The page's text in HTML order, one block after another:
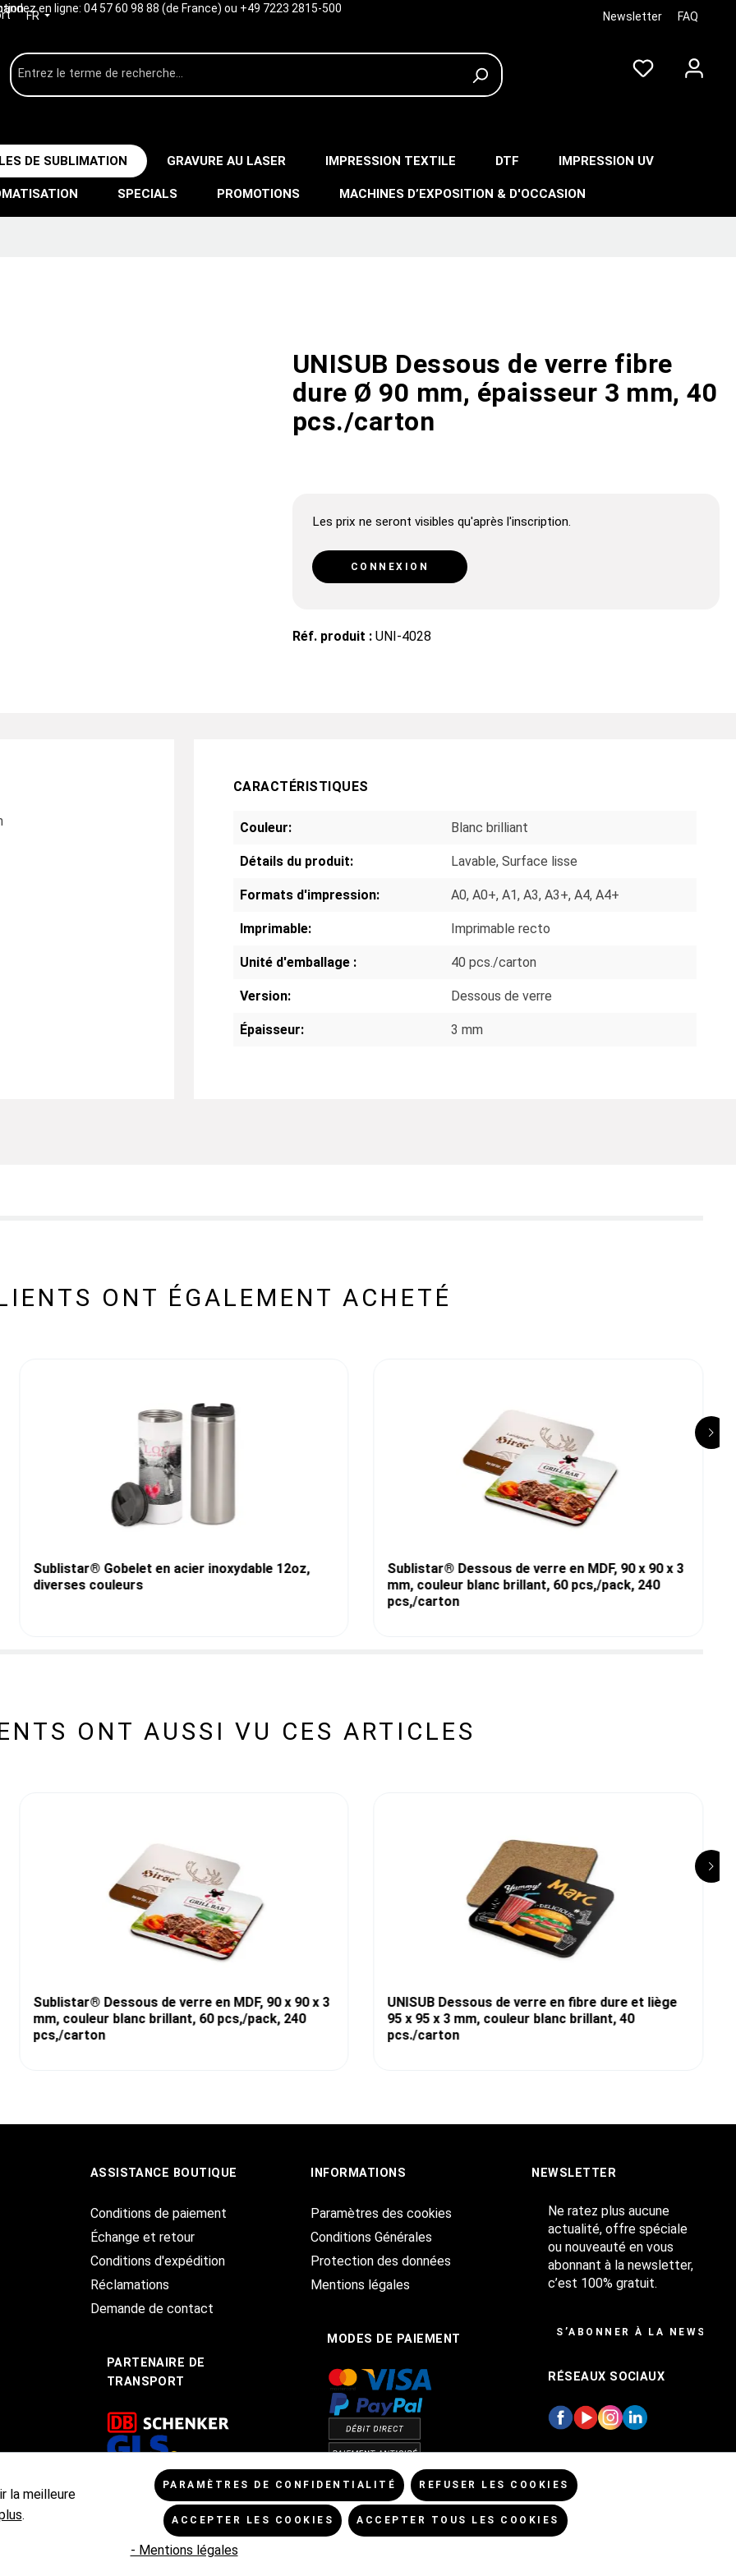
en ligne: 04 57 60 98 88 (de France) ou +49 7223 2815-500
FR Newsletter FAQ
DE SUBLIMATION GRAVURE AU LASER IMPRESSION TEXTILE DTF IMPRESSION UV
SPECIALS PROMOTIONS MACHINES D’EXPOSITION & D'OCCASION
UNISUB Dessous de verre fibre
dure Ø 90 mm, épaisseur 3 mm, 40
pcs./carton
Les prix ne seront visibles qu'après l'inscription.
CONNEXION
Réf. produit : UNI-4028
CARACTÉRISTIQUES
Couleur: Blanc brilliant
Détails du produit: Lavable, Surface lisse
Formats d'impression: A0, A0+, A1, A3, A3+, A4, A4+
Imprimable: Imprimable recto
Unité d'emballage : 40 pcs./carton
Version: Dessous de verre
Épaisseur: 3 mm
ONT ÉGALEMENT ACHETÉ
Sublistar® Gobelet en acier inoxydable 12oz,
diverses couleurs
Sublistar® Dessous de verre en MDF, 90 x 90 x 3
mm, couleur blanc brillant, 60 pcs,/pack, 240
pcs,/carton
ONT AUSSI VU CES ARTICLES
Sublistar® Dessous de verre en MDF, 90 x 90 x 3
mm, couleur blanc brillant, 60 pcs,/pack, 240
pcs,/carton
UNISUB Dessous de verre en fibre dure et liège
95 x 95 x 3 mm, couleur blanc brillant, 40
pcs./carton
ASSISTANCE BOUTIQUE
Conditions de paiement
Échange et retour
Conditions d'expédition
Réclamations
Demande de contact
PARTENAIRE DE
TRANSPORT
INFORMATIONS
Paramètres des cookies
Conditions Générales
Protection des données
Mentions légales
MODES DE PAIEMENT
NEWSLETTER
Ne ratez plus aucune
actualité, offre spéciale
ou nouveauté en vous
abonnant à la newsletter,
c’est 100% gratuit.
S’ABONNER À LA
RÉSEAUX SOCIAUX
frais d'expédition deet frais de livraison éventuels, sauf indication contraire.
la meilleure
.
PARAMÈTRES DE CONFIDENTIALITÉ REFUSER LES COOKIES
ACCEPTER LES COOKIES ACCEPTER TOUS LES COOKIES
- Mentions légales